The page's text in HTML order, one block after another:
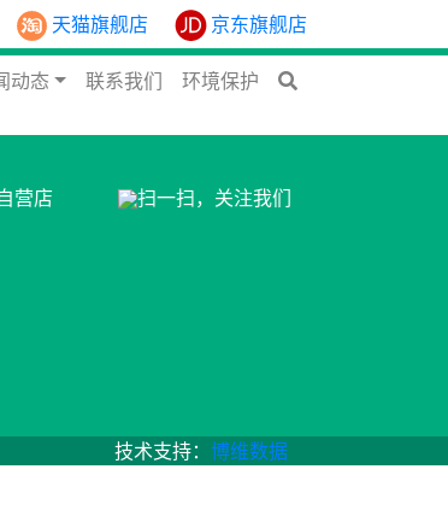
天猫旗舰店 京东旗舰店
动态 联系我们
环境保护
营店 扫一扫，关注我们
技术支持： 博维数据